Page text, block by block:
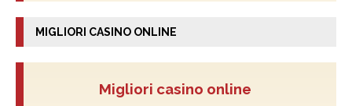
MIGLIORI CASINO ONLINE
Migliori casino online